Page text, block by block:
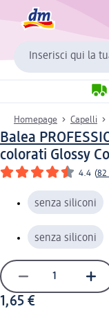
Inserisci qui la
Homepage Capelli
Balea
colorati Glossy
4.4 (82
senza siliconi
senza siliconi
1,65 €